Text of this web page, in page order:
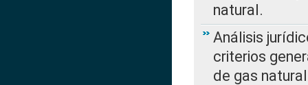
natural.
Análisis
criterios
de gas